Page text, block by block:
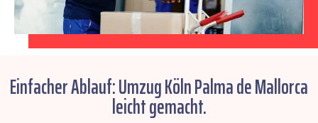
Einfacher Ablauf: Umzug Köln Palma de Mallorca
leicht gemacht.